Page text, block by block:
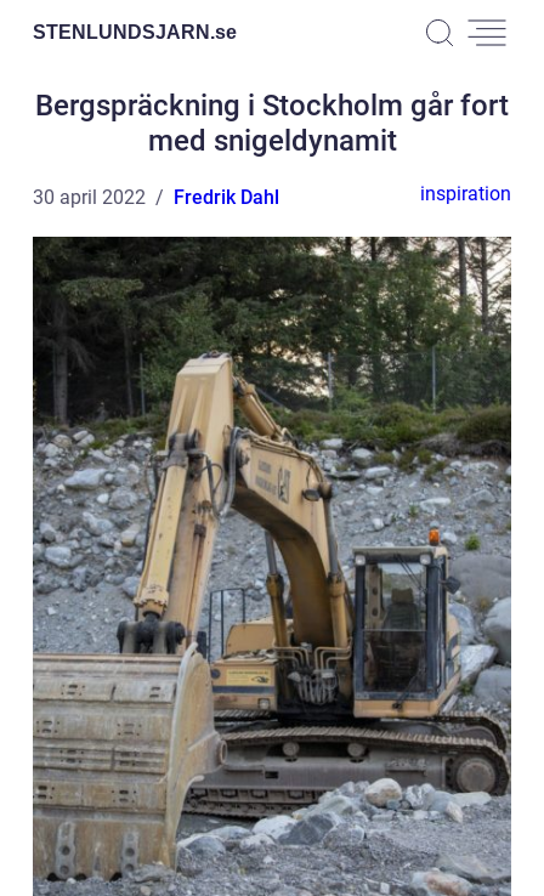
STENLUNDSJARN.se
Bergspräckning i Stockholm går fort
med snigeldynamit
30 april 2022 Fredrik Dahl inspiration